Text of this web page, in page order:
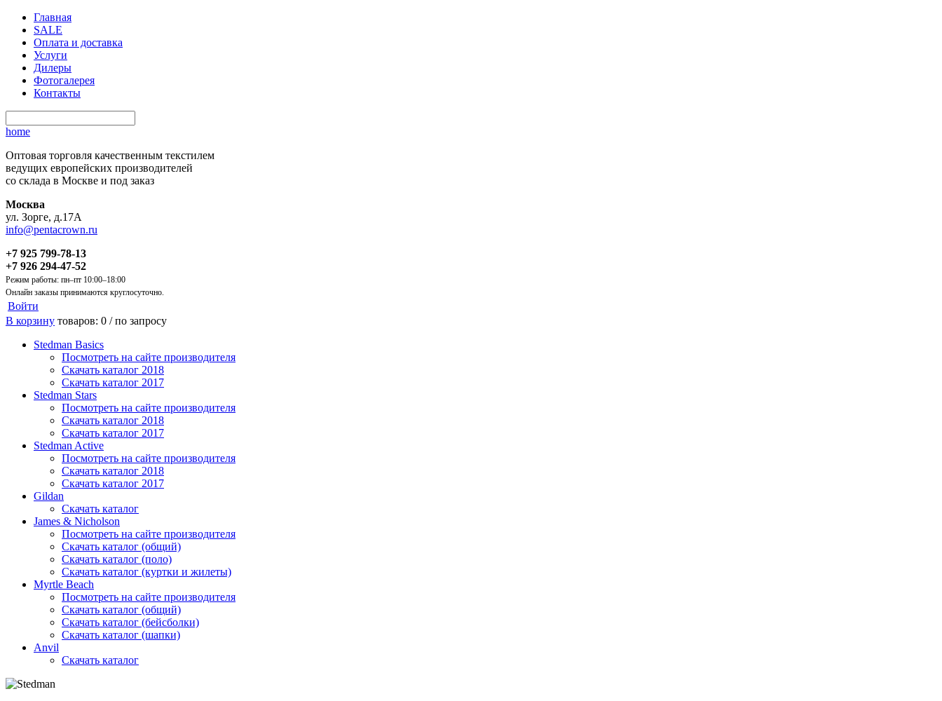
Главная
SALE
Оплата и доставка
Услуги
Дилеры
Фотогалерея
Контакты
home
Оптовая торговля качественным текстилем
ведущих европейских производителей
со склада в Москве и под заказ
Москва
ул. Зорге, д.17А
info@pentacrown.ru
+7 925 799-78-13
+7 926 294-47-52
Режим работы: пн–пт 10:00–18:00
Онлайн заказы принимаются круглосуточно.
Войти
В корзину товаров: 0 /по запросу
Stedman Basics
Посмотреть на сайте производителя
Скачать каталог 2018
Скачать каталог 2017
Stedman Stars
Посмотреть на сайте производителя
Скачать каталог 2018
Скачать каталог 2017
Stedman Active
Посмотреть на сайте производителя
Скачать каталог 2018
Скачать каталог 2017
Gildan
Скачать каталог
James & Nicholson
Посмотреть на сайте производителя
Скачать каталог (общий)
Скачать каталог (поло)
Скачать каталог (куртки и жилеты)
Myrtle Beach
Посмотреть на сайте производителя
Скачать каталог (общий)
Скачать каталог (бейсболки)
Скачать каталог (шапки)
Anvil
Скачать каталог